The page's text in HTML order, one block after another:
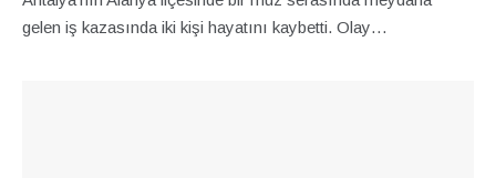
gelen iş kazasında iki kişi hayatını kaybetti. Olay…